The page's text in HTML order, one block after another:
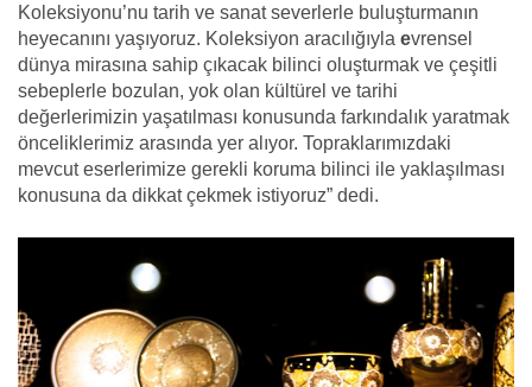
Koleksiyonu’nu tarih ve sanat severlerle buluşturmanın
heyecanını yaşıyoruz. Koleksiyon aracılığıyla evrensel
dünya mirasına sahip çıkacak bilinci oluşturmak ve çeşitli
sebeplerle bozulan, yok olan kültürel ve tarihi
değerlerimizin yaşatılması konusunda farkındalık yaratmak
önceliklerimiz arasında yer alıyor. Topraklarımızdaki
mevcut eserlerimize gerekli koruma bilinci ile yaklaşılması
konusuna da dikkat çekmek istiyoruz” dedi.